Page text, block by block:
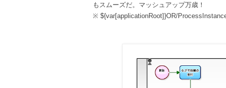
もスムーズだ。マッシュアップ万歳！
※ ${var[applicationRoot]}OR/